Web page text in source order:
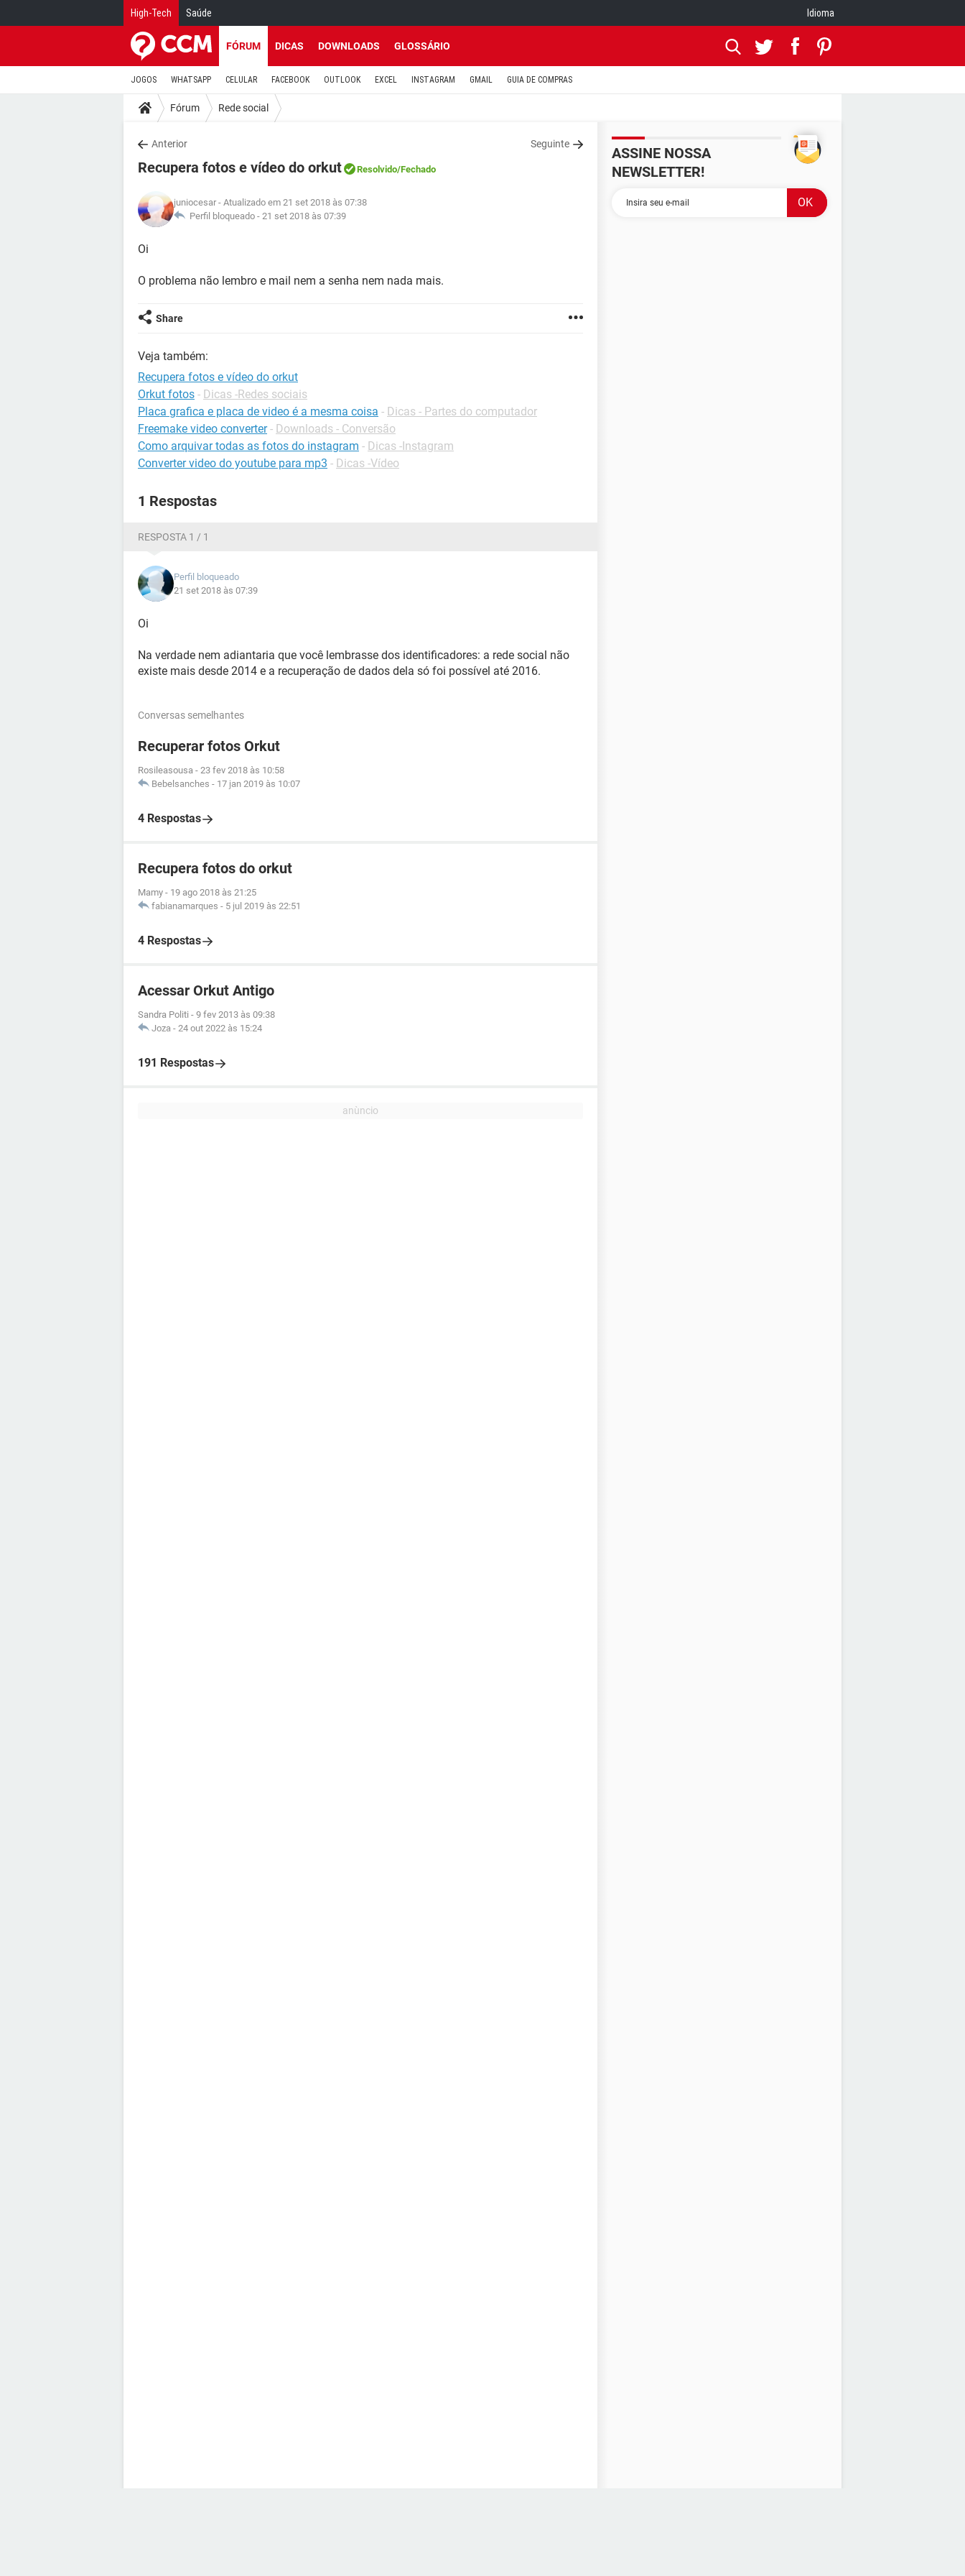
High-Tech Saúde Idioma
FÓRUM DICAS DOWNLOADS GLOSSÁRIO
JOGOS WHATSAPP CELULAR FACEBOOK OUTLOOK EXCEL INSTAGRAM GMAIL GUIA DE COMPRAS
Fórum Rede social
Anterior Seguinte
Recupera fotos e vídeo do orkut Resolvido/Fechado
juniocesar - Atualizado em 21 set 2018 às 07:38
Perfil bloqueado - 21 set 2018 às 07:39
Oi
O problema não lembro e mail nem a senha nem nada mais.
Share
Veja também:
Recupera fotos e vídeo do orkut
Orkut fotos - Dicas -Redes sociais
Placa grafica e placa de video é a mesma coisa - Dicas - Partes do computador
Freemake video converter - Downloads - Conversão
Como arquivar todas as fotos do instagram - Dicas -Instagram
Converter video do youtube para mp3 - Dicas -Vídeo
1 Respostas
RESPOSTA 1 / 1
Perfil bloqueado
21 set 2018 às 07:39
Oi
Na verdade nem adiantaria que você lembrasse dos identificadores: a rede social não
existe mais desde 2014 e a recuperação de dados dela só foi possível até 2016.
Conversas semelhantes
Recuperar fotos Orkut
Rosileasousa - 23 fev 2018 às 10:58
Bebelsanches - 17 jan 2019 às 10:07
4 Respostas
Recupera fotos do orkut
Mamy - 19 ago 2018 às 21:25
fabianamarques - 5 jul 2019 às 22:51
4 Respostas
Acessar Orkut Antigo
Sandra Politi - 9 fev 2013 às 09:38
Joza - 24 out 2022 às 15:24
191 Respostas
ASSINE NOSSA
NEWSLETTER!